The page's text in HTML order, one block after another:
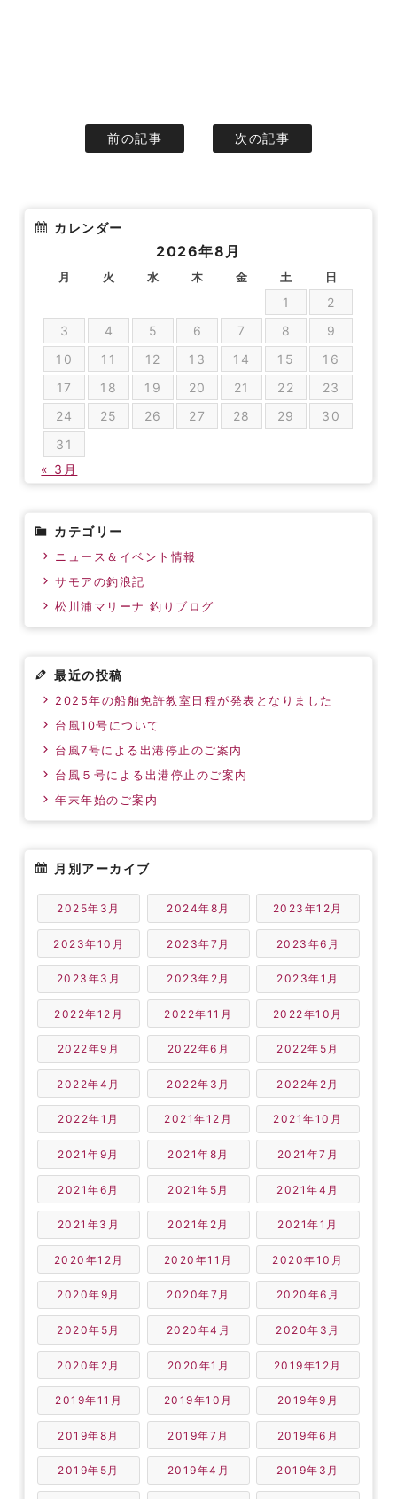
前の記事 次の記事
カレンダー
2026年8月
月 火 水 木 金 土 日
1
2
3
4 5 6 7 8
9
10
11 12 13 14 15
16
17
18 19 20 21 22
23
24
25 26 27 28 29
30
31
« 3月
カテゴリー
ニュース＆イベント情報
サモアの釣浪記
松川浦マリーナ 釣りブログ
最近の投稿
2025年の船舶免許教室日程が発表となりました
台風10号について
台風7号による出港停止のご案内
台風５号による出港停止のご案内
年末年始のご案内
月別アーカイブ
2025年3月 2024年8月 2023年12月
2023年10月 2023年7月 2023年6月
2023年3月 2023年2月 2023年1月
2022年12月 2022年11月 2022年10月
2022年9月 2022年6月 2022年5月
2022年4月 2022年3月 2022年2月
2022年1月 2021年12月 2021年10月
2021年9月 2021年8月 2021年7月
2021年6月 2021年5月 2021年4月
2021年3月 2021年2月 2021年1月
2020年12月 2020年11月 2020年10月
2020年9月 2020年7月 2020年6月
2020年5月 2020年4月 2020年3月
2020年2月 2020年1月 2019年12月
2019年11月 2019年10月 2019年9月
2019年8月 2019年7月 2019年6月
2019年5月 2019年4月 2019年3月